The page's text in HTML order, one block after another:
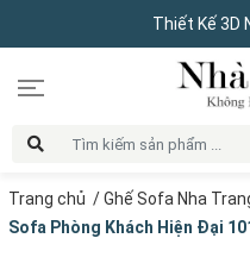
Thiết Kế 3D
Trang chủ /Ghế Sofa Nha
Sofa Phòng Khách Hiện Đại